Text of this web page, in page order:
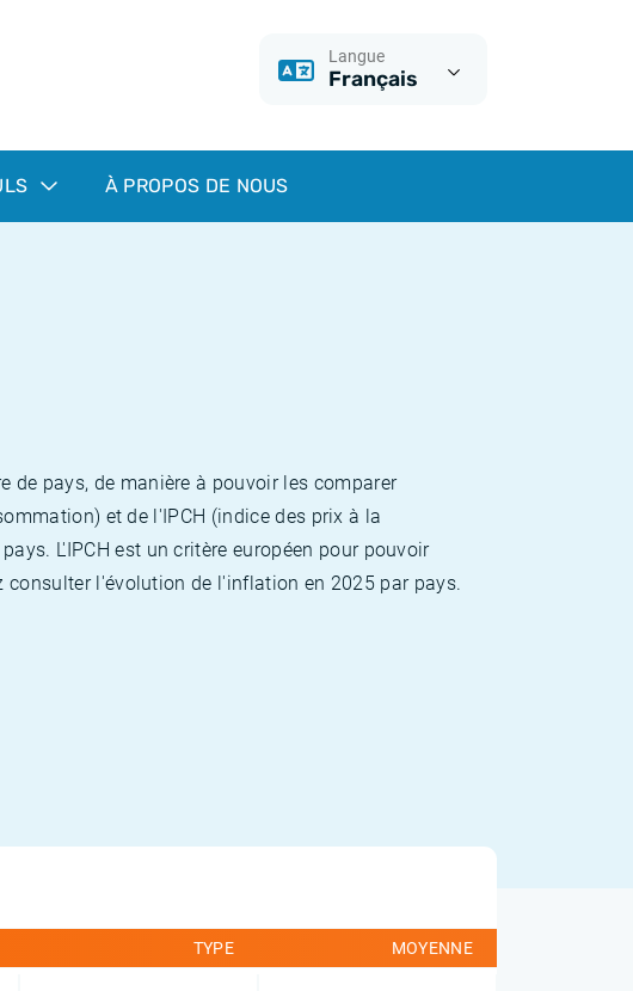
Langue
Français
À PROPOS DE NOUS
de pays, de manière à pouvoir les comparer
et de l'IPCH (indice des prix à la
L'IPCH est un critère européen pour pouvoir
l'évolution de l'inflation en 2025 par pays.
TYPE MOYENNE